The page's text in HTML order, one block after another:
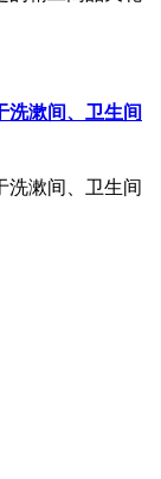
洗漱间、卫生间
洗漱间、卫生间